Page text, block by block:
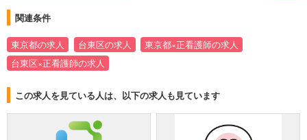
関連条件
東京都の求人 台東区の求人
東京都×正看護師の求人
台東区×正看護師の求人
この求人を見ている人は、以下の求人も見ています